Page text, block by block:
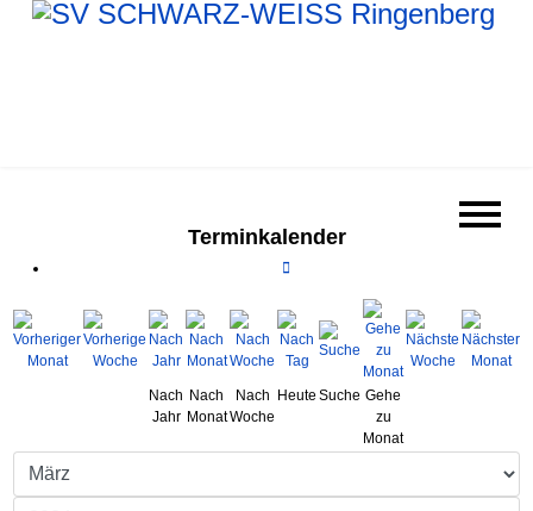
Terminkalender
Nach
Jahr
Nach
Monat
Nach
Woche
Heute Suche Gehe
zu
Monat